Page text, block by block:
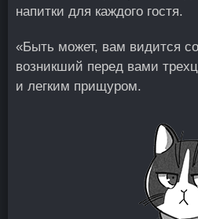
напитки для каждого гостя.
«Быть может, вам видится
возникший перед вами
и легким прищуром.